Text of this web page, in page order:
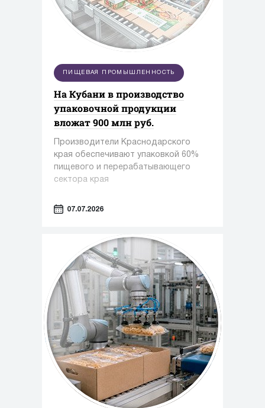
ПИЩЕВАЯ ПРОМЫШЛЕННОСТЬ
На Кубани в производство
упаковочной продукции
вложат 900 млн руб.
Производители Краснодарского
края обеспечивают упаковкой 60%
пищевого и перерабатывающего
сектора края
07.07.2026